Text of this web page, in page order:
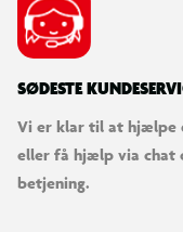
SØDESTE
Vi er klar til at hjælpe
eller få hjælp via chat
betjening.